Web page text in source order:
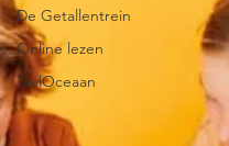
De Getallentrein
Online lezen
TaalOceaan